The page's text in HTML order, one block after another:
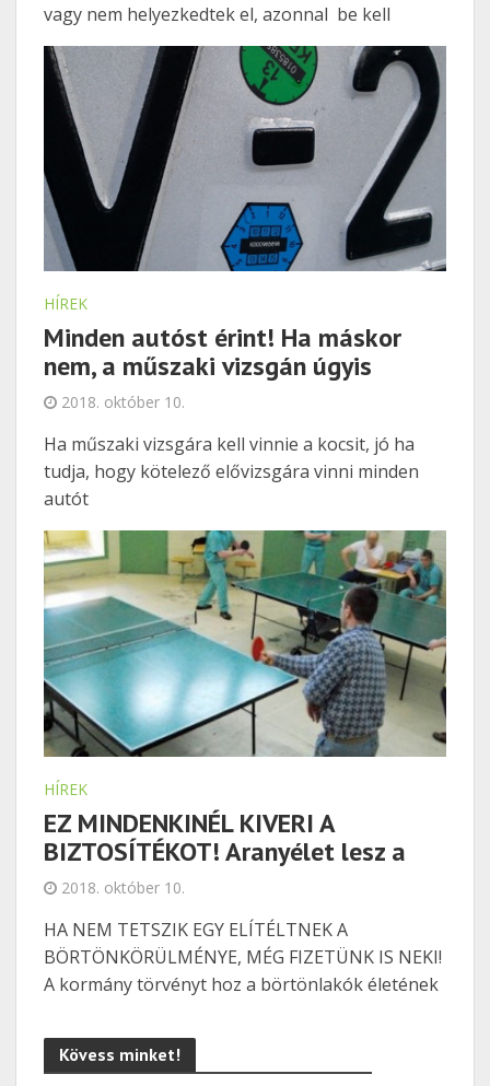
vagy nem helyezkedtek el, azonnal be kell
jelentkezni a NAV-hoz, és május 16-tól
egészségügyi szolgáltatási járulékot kell fizetni,
közölte az adóhatóság! A tanulói, hallgatói
jogviszony megszűnése után csak március 31-ig
érvényes azoknak a diákigazolványuk, akik
tavaly fejezték be a tanulmányaikat
HÍREK
Minden autóst érint! Ha máskor
nem, a műszaki vizsgán úgyis
értesülsz róla! ADD TOVÁBB A
2018. október 10.
Ha műszaki vizsgára kell vinnie a kocsit, jó ha
tudja, hogy kötelező elővizsgára vinni minden
autót
HÍREK
EZ MINDENKINÉL KIVERI A
BIZTOSÍTÉKOT! Aranyélet lesz a
börtönökben a bűnözőket segítő
2018. október 10.
HA NEM TETSZIK EGY ELÍTÉLTNEK A
BÖRTÖNKÖRÜLMÉNYE, MÉG FIZETÜNK IS NEKI!
A kormány törvényt hoz a börtönlakók életének
kényelmesnek volt mondható… A rabok
töltsenek rövidebb időt a börtönben,
Kövess minket!